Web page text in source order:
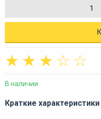
☆
☆
☆
☆
☆
В наличии
Краткие характеристики